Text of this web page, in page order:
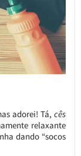
adorei! Tá,cês
relaxante
dando “socos